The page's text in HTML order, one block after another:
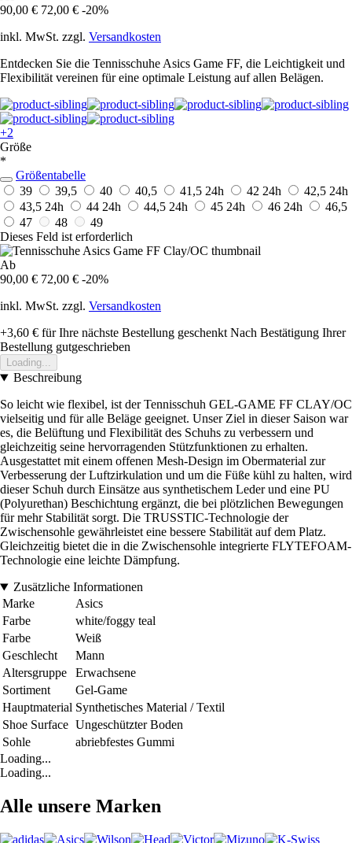
90,00 € 72,00 € -20%
inkl. MwSt. zzgl. Versandkosten
Entdecken Sie die Tennisschuhe Asics Game FF, die Leichtigkeit und
Flexibilität vereinen für eine optimale Leistung auf allen Belägen.
+2
Größe
*
Größentabelle
39
39,5 40 40,5 41,5 24h 42 24h 42,5 24h
43,5 24h 44 24h 44,5 24h 45 24h 46 24h
46,5
47
48
49
Dieses Feld ist erforderlich
Ab
90,00 € 72,00 € -20%
inkl. MwSt. zzgl. Versandkosten
+3,60 € für Ihre nächste Bestellung geschenkt Nach Bestätigung Ihrer
Bestellung gutgeschrieben
Loading...
Beschreibung
So leicht wie flexibel, ist der Tennisschuh GEL-GAME FF CLAY/OC
vielseitig und für alle Beläge geeignet. Unser Ziel in dieser Saison war
es, die Belüftung und Flexibilität des Schuhs zu verbessern und
gleichzeitig seine hervorragenden Stützfunktionen zu erhalten.
Ausgestattet mit einem offenen Mesh-Design im Obermaterial zur
Verbesserung der Luftzirkulation und um die Füße kühl zu halten, wird
dieser Schuh durch Einsätze aus synthetischem Leder und eine PU
(Polyurethan) Beschichtung ergänzt, die bei plötzlichen Bewegungen
für mehr Stabilität sorgt. Die TRUSSTIC-Technologie der
Zwischensohle gewährleistet eine bessere Stabilität auf dem Platz.
Gleichzeitig bietet die in die Zwischensohle integrierte FLYTEFOAM-
Technologie eine leichte Dämpfung.
Zusätzliche Informationen
Marke
Asics
Farbe
white/foggy teal
Farbe
Weiß
Geschlecht
Mann
Altersgruppe
Erwachsene
Sortiment
Gel-Game
Hauptmaterial Synthetisches Material / Textil
Shoe Surface Ungeschützter Boden
Sohle
abriebfestes Gummi
Loading...
Loading...
Alle unsere Marken